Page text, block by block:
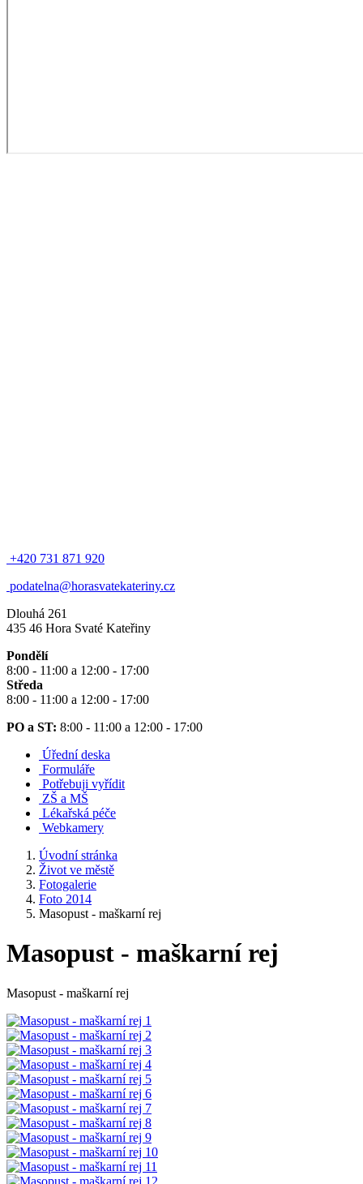
+420 731 871 920
podatelna@horasvatekateriny.cz
Dlouhá 261
435 46 Hora Svaté Kateřiny
Pondělí
8:00 - 11:00 a 12:00 - 17:00
Středa
8:00 - 11:00 a 12:00 - 17:00
PO a ST: 8:00 - 11:00 a 12:00 - 17:00
Úřední deska
Formuláře
Potřebuji vyřídit
ZŠ a MŠ
Lékařská péče
Webkamery
Úvodní stránka
Život ve městě
Fotogalerie
Foto 2014
Masopust - maškarní rej
Masopust - maškarní rej
Masopust - maškarní rej